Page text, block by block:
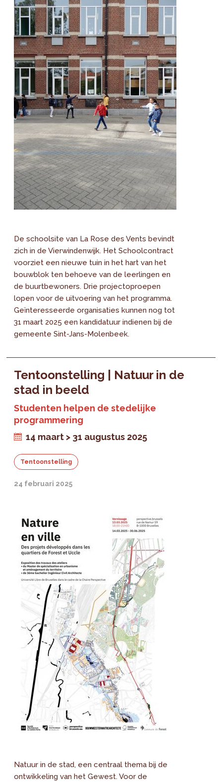
De schoolsite van La Rose des Vents bevindt
zich in de Vierwindenwijk. Het Schoolcontract
voorziet een nieuwe tuin in het hart van het
bouwblok ten behoeve van de leerlingen en
de buurtbewoners. Drie projectoproepen
lopen voor de uitvoering van het programma.
Geïnteresseerde organisaties kunnen nog tot
31 maart 2025 een kandidatuur indienen bij de
gemeente Sint-Jans-Molenbeek.
Tentoonstelling | Natuur in de
stad in beeld
Studenten helpen de stedelijke
programmering
14 maart > 31 augustus 2025
Tentoonstelling
24 februari 2025
Natuur in de stad, een centraal thema bij de
ontwikkeling van het Gewest. Voor de